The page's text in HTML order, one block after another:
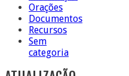
Orações
Documentos
Recursos
Sem
categoria